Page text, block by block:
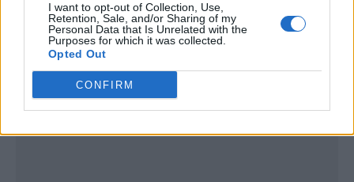
I want to opt-out of Collection, Use,
Retention, Sale, and/or Sharing of my
Personal Data that Is Unrelated with the
Purposes for which it was collected.
Opted Out
CONFIRM